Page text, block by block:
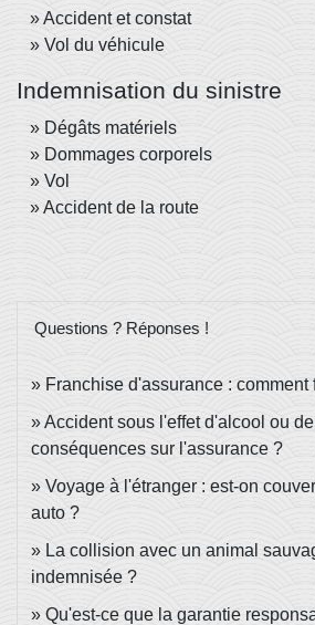
Accident et constat
Vol du véhicule
Indemnisation du sinistre
Dégâts matériels
Dommages corporels
Vol
Accident de la route
Questions ? Réponses !
Franchise d'assurance :
Accident sous l'effet d'alcool ou
conséquences sur l'assurance ?
Voyage à l'étranger : est-on
auto ?
La collision avec un animal
indemnisée ?
Qu'est-ce que la garantie